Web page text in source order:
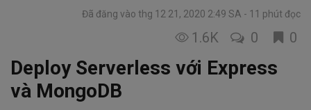
Đã đăng vào thg 12 21, 2020 2:49 SA 11 phút đọc
1.6K 0 0
Deploy Serverless với Express
và MongoDB